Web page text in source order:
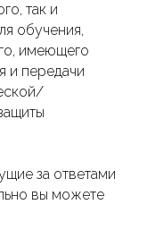
так и
обучения,
имеющего
и передачи
за ответами
вы можете